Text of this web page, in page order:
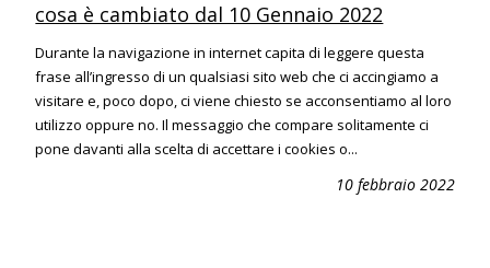
cosa è cambiato dal 10 Gennaio 2022
Durante la navigazione in internet capita di leggere questa
frase all’ingresso di un qualsiasi sito web che ci accingiamo a
visitare e, poco dopo, ci viene chiesto se acconsentiamo al loro
utilizzo oppure no. Il messaggio che compare solitamente ci
pone davanti alla scelta di accettare i cookies o...
10 febbraio 2022